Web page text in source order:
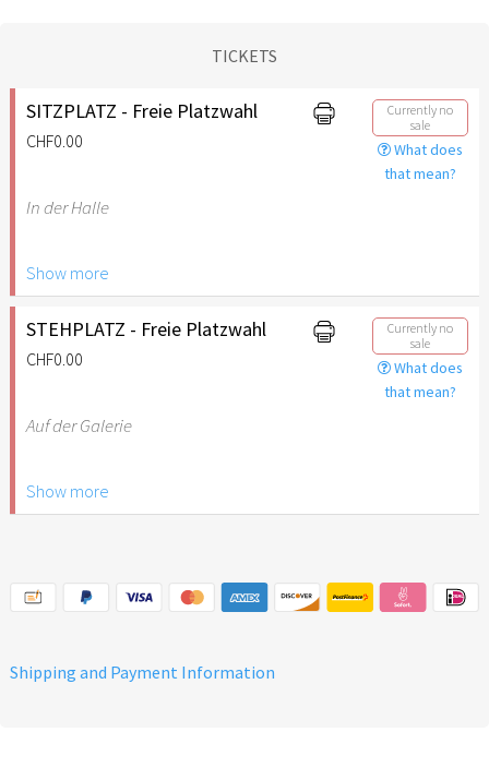
TICKETS
SITZPLATZ - Freie Platzwahl
CHF0.00
Currently no
sale
What does
that mean?
In der Halle
Kinder bis 12 Jahre
benötigen kein Ticket (Ticket
ab 13 Jahren notwendig).
Show more
STEHPLATZ - Freie Platzwahl
CHF0.00
Currently no
sale
What does
that mean?
Auf der Galerie
Kinder bis 12 Jahre
benötigen kein Ticket (Ticket
Show more
Shipping and Payment Information